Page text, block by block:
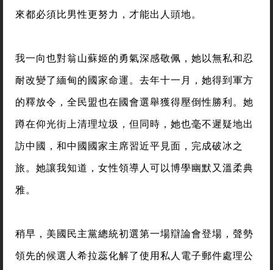
來都必須比男性更努力，才能出人頭地。
我一向也對翁山蘇姬的勇氣深感敬佩，她以無私和忍
耐改變了緬甸的國家命運。去年十一月，她得到軍方
的釋放令，全民盟也在國會選舉獲得壓倒性勝利。她
蹲在仰光街上清理垃圾，但同時，她也毫不遲疑地出
訪中國，和中國國家主席習近平見面，完成破冰之
旅。她讓我知道，女性領導人可以博學幽默又溫柔典
雅。
稍早，美國民主黨總統初選第一場辯論會登場，聲勢
領先的候選人希拉蕊化解了使用私人電子郵件處理公